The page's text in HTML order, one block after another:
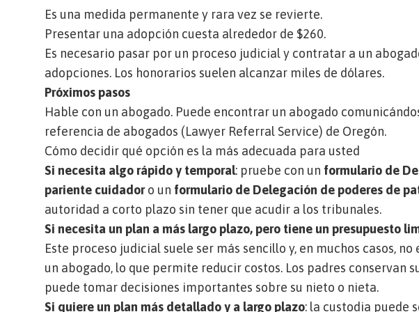
Es una medida permanente y rara vez se revierte.
Presentar una adopción cuesta alrededor de $260.
Es necesario pasar por un proceso judicial y contratar a un
adopciones. Los honorarios suelen alcanzar miles de dólares.
Próximos pasos
Hable con un abogado. Puede encontrar un abogado
referencia de abogados (Lawyer Referral Service) de Oregón.
Cómo decidir qué opción es la más adecuada para usted
Si necesita algo rápido y temporal: pruebe con un formulario de
pariente cuidador o un formulario de Delegación de poderes de
autoridad a corto plazo sin tener que acudir a los tribunales.
Si necesita un plan a más largo plazo, pero tiene un presupuesto
Este proceso judicial suele ser más sencillo y, en muchos casos,
un abogado, lo que permite reducir costos. Los padres conservan
puede tomar decisiones importantes sobre su nieto o nieta.
Si quiere un plan más detallado y a largo plazo: la custodia puede